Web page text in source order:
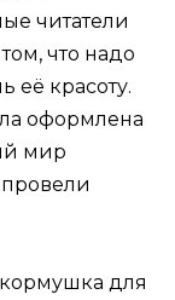
читатели
что надо
её красоту.
оформлена
мир
для